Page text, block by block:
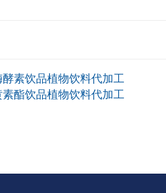
素饮品植物饮料代加工
酯饮品植物饮料代加工